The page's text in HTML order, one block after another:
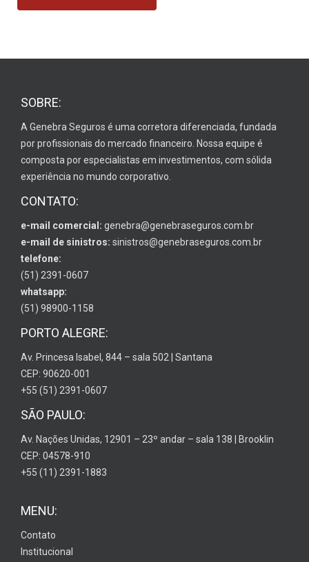
SOBRE:
A Genebra Seguros é uma corretora diferenciada, fundada
por profissionais do mercado financeiro. Nossa equipe é
composta por especialistas em investimentos, com sólida
experiência no mundo corporativo.
CONTATO:
e-mail comercial: genebra@genebraseguros.com.br
e-mail de sinistros: sinistros@genebraseguros.com.br
telefone:
(51) 2391-0607
whatsapp:
(51) 98900-1158
PORTO ALEGRE:
Av. Princesa Isabel, 844 – sala 502 | Santana
CEP: 90620-001
+55 (51) 2391-0607
SÃO PAULO:
Av. Nações Unidas, 12901 – 23º andar – sala 138 | Brooklin
CEP: 04578-910
+55 (11) 2391-1883
MENU:
Contato
Institucional